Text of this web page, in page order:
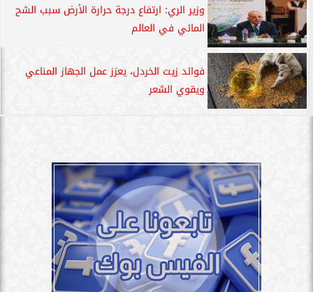
وزير الري: ارتفاع درجة حرارة الأرض سبب الشح
المائي في العالم
فوائد زيت الخردل، يعزز عمل الجهاز المناعي
ويقوي الشعر